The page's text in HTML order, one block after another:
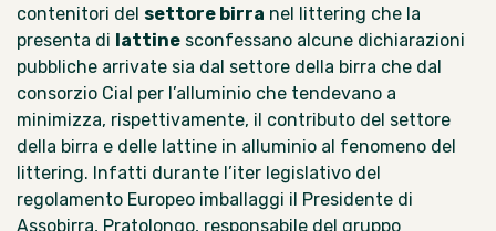
contenitori del settore birra nel littering che la
presenta di lattine sconfessano alcune dichiarazioni
pubbliche arrivate sia dal settore della birra che dal
consorzio Cial per l’alluminio che tendevano a
minimizza, rispettivamente, il contributo del settore
della birra e delle lattine in alluminio al fenomeno del
littering. Infatti durante l’iter legislativo del
regolamento Europeo imballaggi il Presidente di
Assobirra, Pratolongo, responsabile del gruppo